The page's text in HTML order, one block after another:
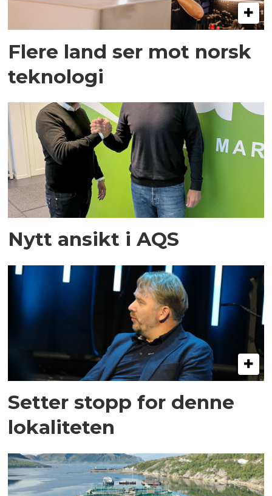
Flere land ser mot norsk
teknologi
Nytt ansikt i AQS
Setter stopp for denne
lokaliteten